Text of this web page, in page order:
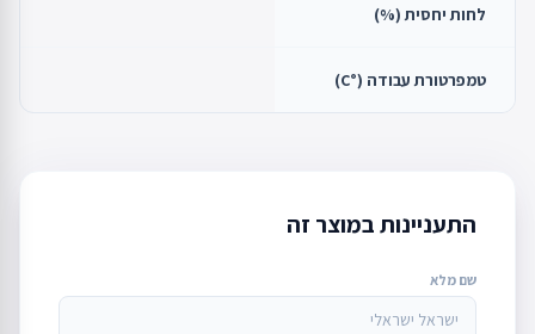
לחות יחסית (%)
טמפרטורת עבודה (°C)
התעניינות במוצר זה
שם מלא